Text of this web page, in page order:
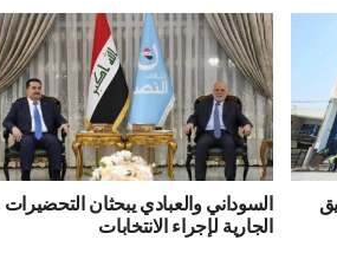
السوداني والعبادي يبحثان التحضيرات
الجارية لإجراء الانتخابات